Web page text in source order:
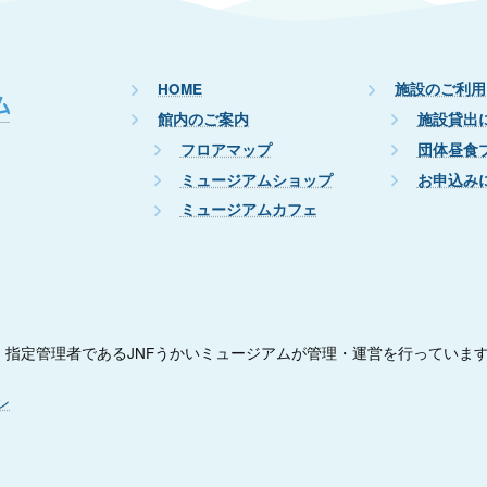
HOME
館内のご案内
フロアマップ
ミュージアムショップ
ミュージアムカフェ
施設のご利
施設貸出
団体昼食
お申込み
定管理者であるJNFうかいミュージアムが管理・運営を行っていま